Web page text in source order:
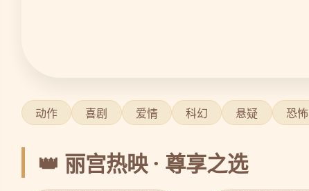
动作 喜剧 爱情 科幻 悬疑 恐怖
👑 丽宫热映 · 尊享之选